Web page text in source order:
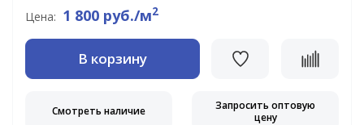
Цена: 1 800 руб./м2
В корзину
Смотреть наличие
Запросить оптовую
цену